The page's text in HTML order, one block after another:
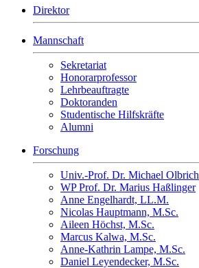
Direktor
Mannschaft
Sekretariat
Honorarprofessor
Lehrbeauftragte
Doktoranden
Studentische Hilfskräfte
Alumni
Forschung
Univ.-Prof. Dr. Michael Olbrich
WP Prof. Dr. Marius Haßlinger
Anne Engelhardt, LL.M.
Nicolas Hauptmann, M.Sc.
Aileen Höchst, M.Sc.
Marcus Kalwa, M.Sc.
Anne-Kathrin Lampe, M.Sc.
Daniel Leyendecker, M.Sc.